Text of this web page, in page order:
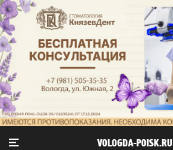
VOLOGDA-POISK.RU